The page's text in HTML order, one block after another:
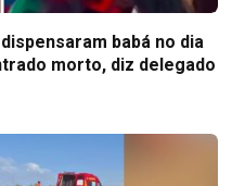
babá no dia
morto, diz delegado